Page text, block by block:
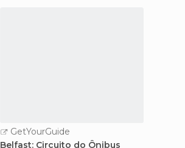
GetYourGuide
Belfast: Circuito do Ônibus